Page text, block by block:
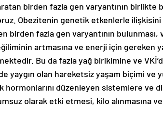
birden fazla gen varyantının birlikte
Obezitenin genetik etkenlerle
birden fazla gen varyantının
artmasına ve enerji için gereken
Bu da fazla yağ birikimine ve
yaygın olan hareketsiz yaşam biçimi ve
hormonlarını düzenleyen sistemlere ve
olarak etki etmesi, kilo alınmasına